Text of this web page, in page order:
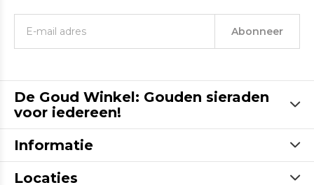
Abonneer
De Goud Winkel: Gouden sieraden
voor iedereen!
Informatie
Locaties